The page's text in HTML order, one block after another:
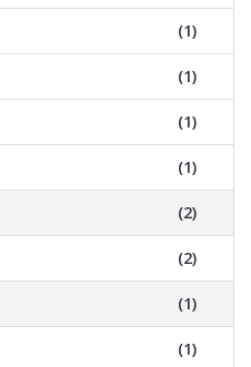
(1)
(1)
(1)
(1)
(2)
(2)
(1)
(1)